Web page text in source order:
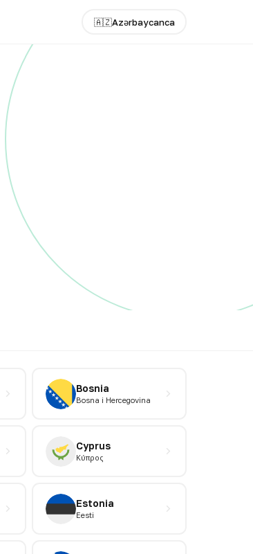
🇦🇿Azərbaycanca
Bosnia
Bosna i Hercegovina
Cyprus
Κύπρος
Estonia
Eesti